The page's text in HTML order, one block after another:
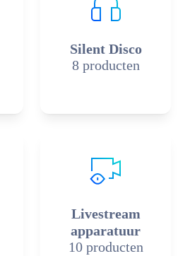
Silent Disco
8 producten
Livestream
apparatuur
10 producten